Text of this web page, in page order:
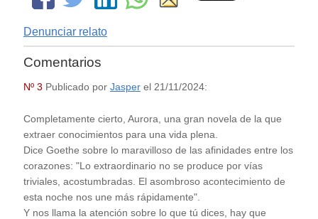
Denunciar relato
Comentarios
Nº 3 Publicado por Jasperel 21/11/2024:
Completamente cierto, Aurora, una gran novela de la que
extraer conocimientos para una vida plena.
Dice Goethe sobre lo maravilloso de las afinidades entre los
corazones: "Lo extraordinario no se produce por vías
triviales, acostumbradas. El asombroso acontecimiento de
esta noche nos une más rápidamente".
Y nos llama la atención sobre lo que tú dices, hay que